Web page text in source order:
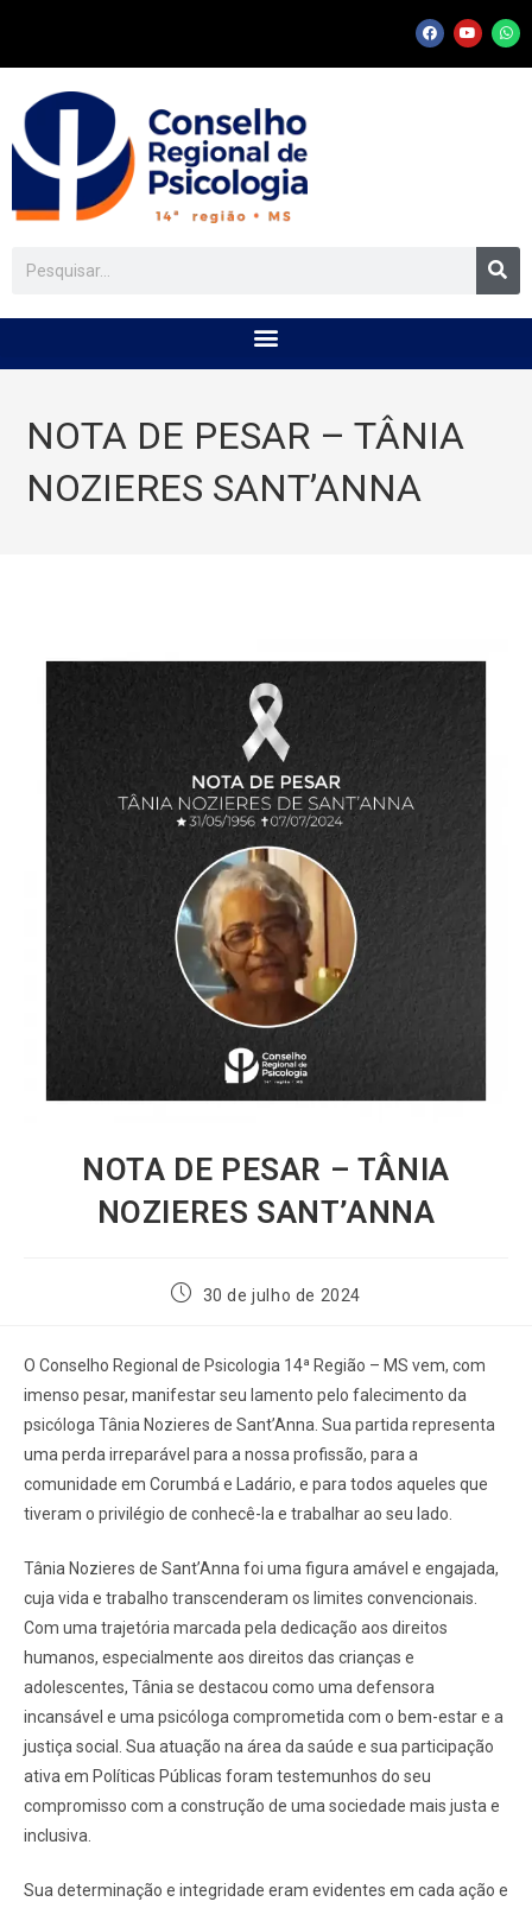
NOTA DE PESAR – TÂNIA
NOZIERES SANT’ANNA
NOTA DE PESAR – TÂNIA
NOZIERES SANT’ANNA
30 de julho de 2024
O Conselho Regional de Psicologia 14ª Região – MS vem, com
imenso pesar, manifestar seu lamento pelo falecimento da
psicóloga Tânia Nozieres de Sant’Anna. Sua partida representa
uma perda irreparável para a nossa profissão, para a
comunidade em Corumbá e Ladário, e para todos aqueles que
tiveram o privilégio de conhecê-la e trabalhar ao seu lado.
Tânia Nozieres de Sant’Anna foi uma figura amável e engajada,
cuja vida e trabalho transcenderam os limites convencionais.
Com uma trajetória marcada pela dedicação aos direitos
humanos, especialmente aos direitos das crianças e
adolescentes, Tânia se destacou como uma defensora
incansável e uma psicóloga comprometida com o bem-estar e a
justiça social. Sua atuação na área da saúde e sua participação
ativa em Políticas Públicas foram testemunhos do seu
compromisso com a construção de uma sociedade mais justa e
inclusiva.
Sua determinação e integridade eram evidentes em cada ação e